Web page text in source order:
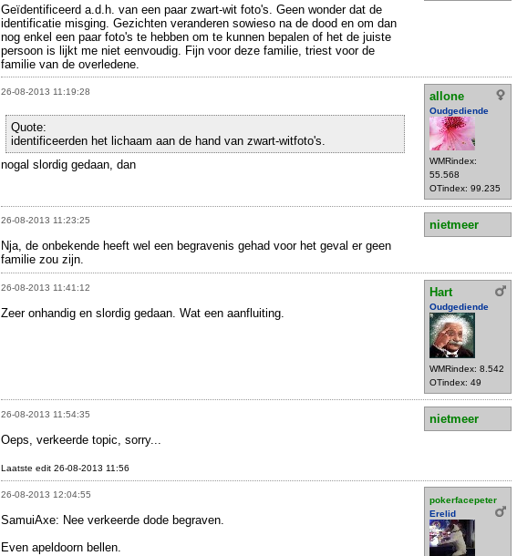
Geïdentificeerd a.d.h. van een paar zwart-wit foto's. Geen wonder dat de
identificatie misging. Gezichten veranderen sowieso na de dood en om dan
nog enkel een paar foto's te hebben om te kunnen bepalen of het de juiste
persoon is lijkt me niet eenvoudig. Fijn voor deze familie, triest voor de
familie van de overledene.
26-08-2013 11:19:28 allone
Oudgediende
WMRindex:
55.568
OTindex: 99.235
Quote:
identificeerden het lichaam aan de hand van zwart-witfoto's.
nogal slordig gedaan, dan
26-08-2013 11:23:25
nietmeer
Nja, de onbekende heeft wel een begravenis gehad voor het geval er geen
familie zou zijn.
26-08-2013 11:41:12 Hart
Oudgediende
WMRindex: 8.542
OTindex: 49
Zeer onhandig en slordig gedaan. Wat een aanfluiting.
26-08-2013 11:54:35
nietmeer
Oeps, verkeerde topic, sorry...
Laatste edit 26-08-2013 11:56
26-08-2013 12:04:55
pokerfacepeter
Erelid
SamuiAxe: Nee verkeerde dode begraven.
Even apeldoorn bellen.